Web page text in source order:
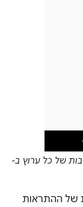
של כל ערוץ ב-
של ההתראות